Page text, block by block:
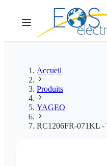
Accueil
Produits
YAGEO
RC1206FR-071KL -